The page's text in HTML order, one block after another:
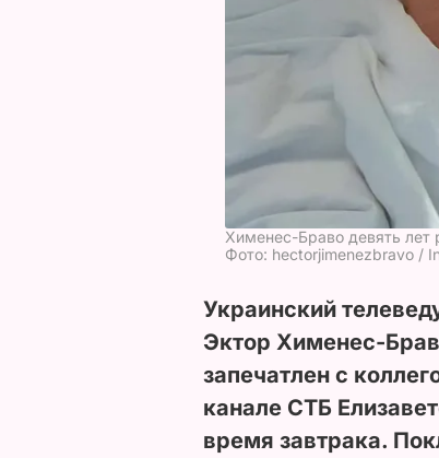
Хименес-Браво девять
Фото: hectorjimenezbravo /
Украинский
Эктор Хименес-
запечатлен с
канале СТБ
время завтрака.